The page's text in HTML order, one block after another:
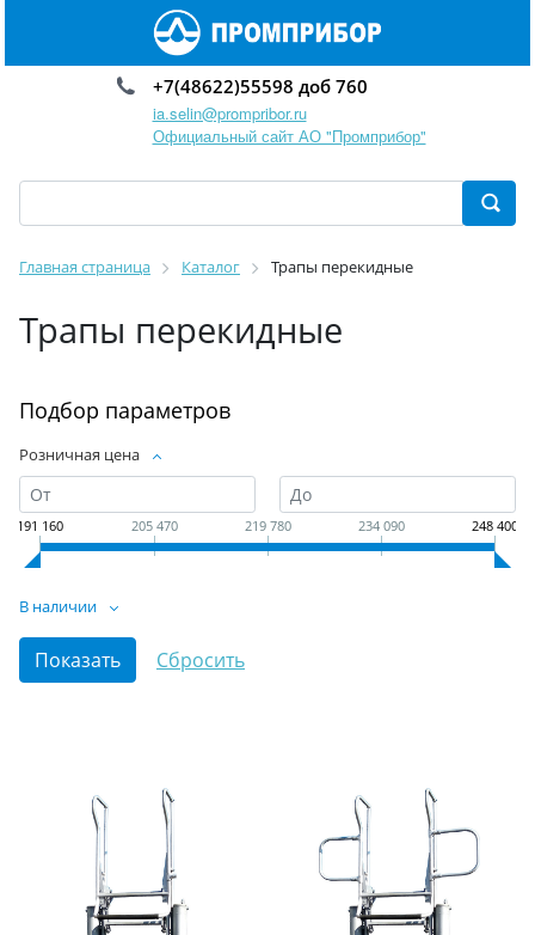
+7(48622)55598 доб 760
ia.selin@prompribor.ru
Официальный сайт АО "Промприбор"
Главная страница Каталог Трапы перекидные
Трапы перекидные
Подбор параметров
Розничная цена
191 160 205 470 219 780 234 090 248 400
В наличии